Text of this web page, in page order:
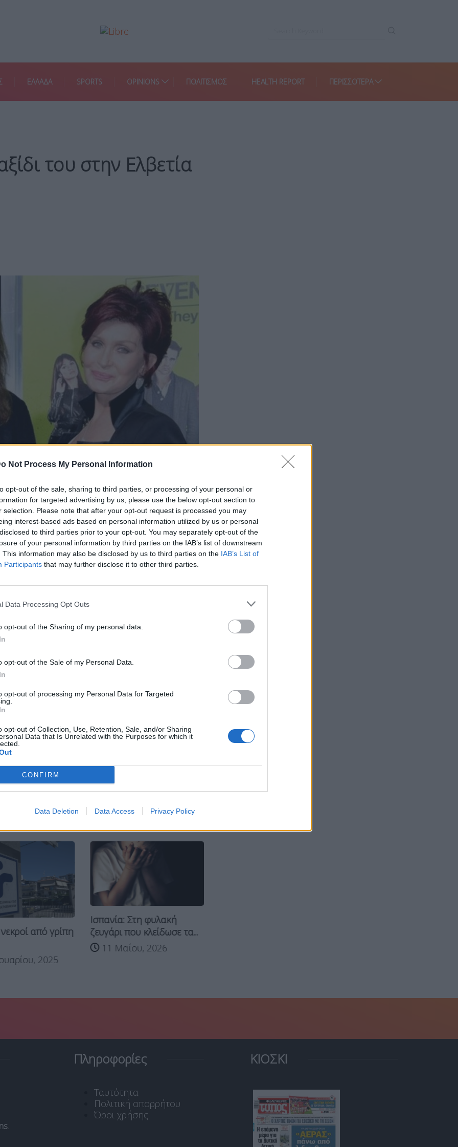
Not Process My Personal Information
opt-out of the sale, sharing to third parties, or processing of your personal or
for targeted advertising by us, please use the below opt-out section to
selection. Please note that after your opt-out request is processed you may
interest-based ads based on personal information utilized by us or personal
to third parties prior to your opt-out. You may separately opt-out of the
of your personal information by third parties on the IAB’s list of downstream
This information may also be disclosed by us to third parties on the IAB’s List of
Participants that may further disclose it to other third parties.
Data Processing Opt Outs
opt-out of the Sharing of my personal data.
opt-out of the Sale of my Personal Data.
opt-out of processing my Personal Data for Targeted
opt-out of Collection, Use, Retention, Sale, and/or Sharing
Data that Is Unrelated with the Purposes for which it
CONFIRM
Data Deletion Data Access Privacy Policy
ΕΛΛΑΔΑ SPORTS OPINIONS ΠΟΛΙΤΙΣΜΟΣ HEALTH REPORT ΠΕΡΙΣΣΌΤΕΡΑ
του στην Ελβετία
Bluesky Email Copy Link
το ταξίδι του Όζι στην Ελβετία
έχει ακυρωθεί εξαιτίας του
να βρεθεί στις 8 Απριλίου στην Ελβετία,
Πάρκινσον.
Ελβετία. Είχαμε προγραμματίσει να πάμε
του, αλλά πρέπει να το ακυρώσουμε»,
CBS.
Bluesky
από γρίπη
2025
Ισπανία: Στη φυλακή
ζευγάρι που κλείδωσε τα...
11 Μαΐου, 2026
.
Πληροφορίες
Ταυτότητα
Πολιτική απορρήτου
Όροι χρήσης
ΚΙΟΣΚΙ